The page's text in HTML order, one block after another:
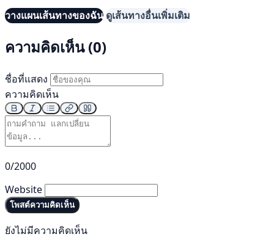
วางแผนเส้นทางของฉัน ดูเส้นทางอื่นเพิ่มเติม
ความคิดเห็น (0)
ชื่อที่แสดง
ความคิดเห็น
0/2000
Website
โพสต์ความคิดเห็น
ยังไม่มีความคิดเห็น